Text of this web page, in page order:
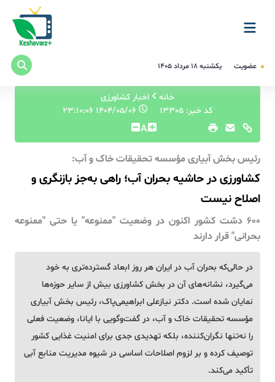
عضویت یکشنبه ۱۸ مرداد ۱۴۰۵
خانه
اخبار کشاورزی
کد خبر: 13305
۱۴۰۴/۰۵/۰۶ ۲۳:۱۰:۰۶
A
رئیس بخش آبیاری مؤسسه تحقیقات خاک و آب:
کشاورزی در حاشیه بحران آب؛ راهی به‌جز بازنگری و
اصلاح نیست
۶۰۰ دشت کشور اکنون در وضعیت "ممنوعه" یا حتی "ممنوعه
بحرانی" قرار دارند
در حالی‌که بحران آب در ایران هر روز ابعاد گسترده‌تری به خود
می‌گیرد، نشانه‌های آن در بخش کشاورزی بیش از سایر حوزه‌ها
نمایان شده است. دکتر نیازعلی ابراهیمی‌پاک، رئیس بخش آبیاری
مؤسسه تحقیقات خاک و آب، در گفت‌وگویی با ایانا، وضعیت فعلی
را نه‌تنها نگران‌کننده، بلکه تهدیدی جدی برای امنیت غذایی کشور
توصیف کرده و بر لزوم اصلاحات اساسی در شیوه مدیریت منابع آبی
تأکید می‌کند.